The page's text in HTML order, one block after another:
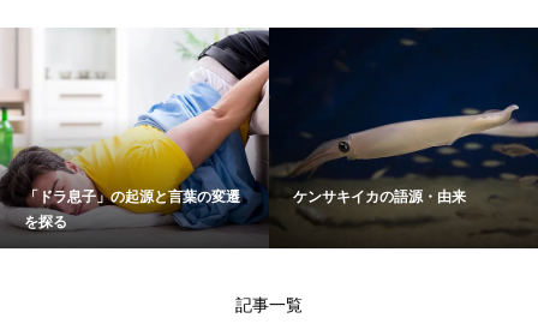
「ドラ息子」の起源と言葉の変遷
を探る
ケンサキイカの語源・由来
記事一覧